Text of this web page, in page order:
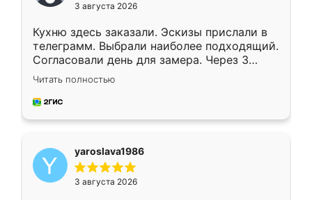
3 августа 2026
Кухню здесь заказали. Эскизы прислали в
телеграмм. Выбрали наиболее подходящий.
Согласовали день для замера. Через 3
недели кухня была уже готова. Остались
довольны работой. Спасибо Ренессанс
мебель за качественную работу!
Читать полностью
yaroslava1986
3 августа 2026